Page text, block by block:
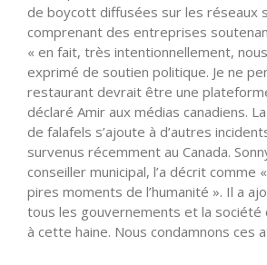
de boycott diffusées sur les réseaux
comprenant des entreprises
« en fait, très intentionnellement, nous
exprimé de soutien politique. Je ne
restaurant devrait être une
déclaré Amir aux médias canadiens.
de falafels s’ajoute à d’autres
survenus récemment au Canada.
conseiller municipal, l’a décrit comme
pires moments de l’humanité ». Il a
tous les gouvernements et la société
à cette haine. Nous condamnons ces